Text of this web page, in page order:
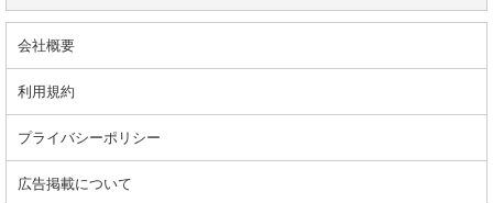
会社概要
利用規約
プライバシーポリシー
広告掲載について